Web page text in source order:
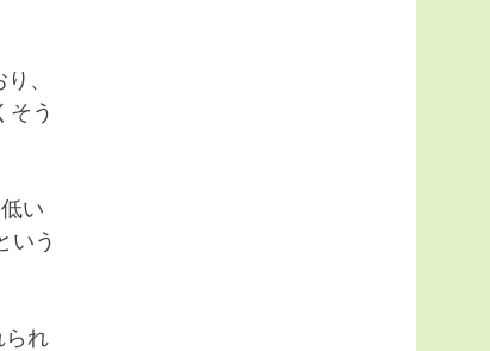
、
そう
い
いう
られ